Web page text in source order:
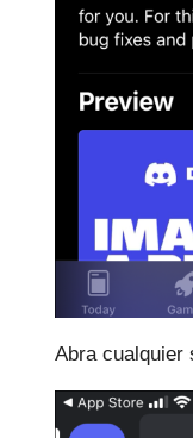
Abra cualquier